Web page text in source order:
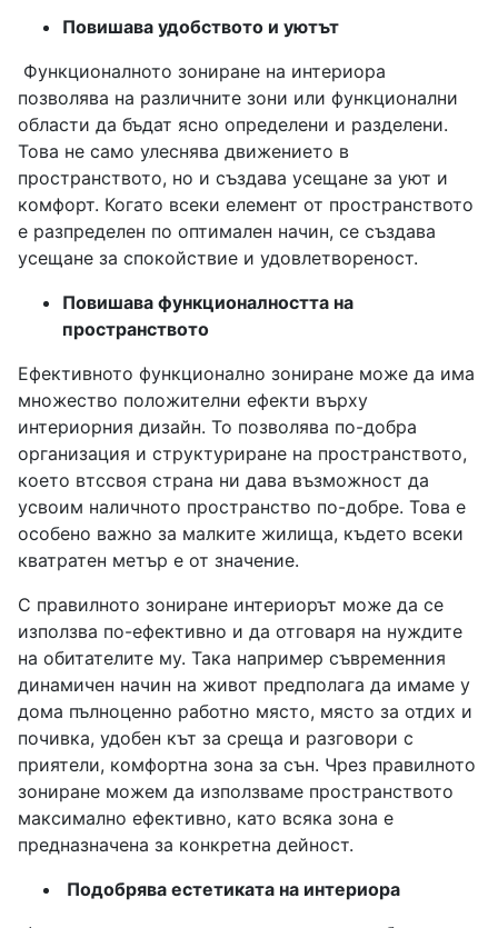
Повишава удобството и уютът
Функционалното зониране на интериора
позволява на различните зони или функционални
области да бъдат ясно определени и разделени.
Това не само улеснява движението в
пространството, но и създава усещане за уют и
комфорт. Когато всеки елемент от пространството
е разпределен по оптимален начин, се създава
усещане за спокойствие и удовлетвореност.
Повишава функционалността на
пространството
Ефективното функционално зониране може да има
множество положителни ефекти върху
интериорния дизайн. То позволява по-добра
организация и структуриране на пространството,
което втссвоя страна ни дава възможност да
усвоим наличното пространство по-добре. Това е
особено важно за малките жилища, където всеки
кватратен метър е от значение.
С правилното зониране интериорът може да се
използва по-ефективно и да отговаря на нуждите
на обитателите му. Така например съвременния
динамичен начин на живот предполага да имаме у
дома пълноценно работно място, място за отдих и
почивка, удобен кът за среща и разговори с
приятели, комфортна зона за сън. Чрез правилното
зониране можем да използваме пространството
максимално ефективно, като всяка зона е
предназначена за конкретна дейност.
Подобрява естетиката на интериора